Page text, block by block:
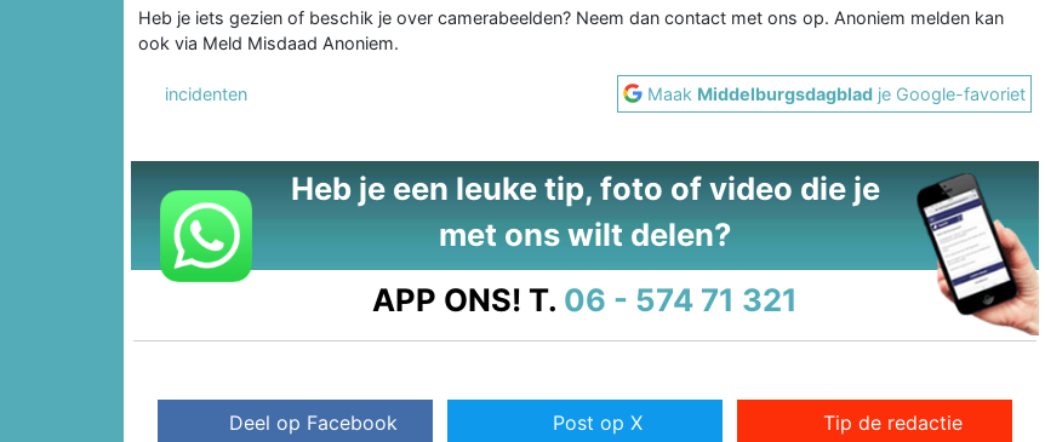
Heb je iets gezien of beschik je over camerabeelden? Neem dan contact met ons op. Anoniem melden kan
ook via Meld Misdaad Anoniem.
incidenten Maak Middelburgsdagblad je Google-favoriet
Heb je een leuke tip, foto of video die je
met ons wilt delen?
APP ONS! T. 06 - 574 71 321
Deel op Facebook Post op X Tip de redactie